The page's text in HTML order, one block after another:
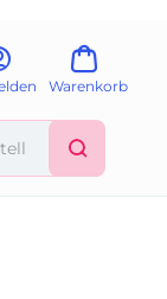
Warenkorb